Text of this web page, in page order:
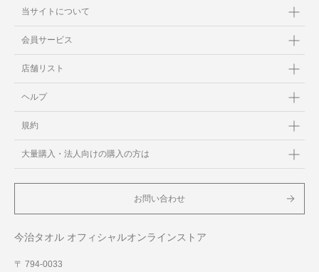
当サイトについて
会員サービス
店舗リスト
ヘルプ
規約
大量購入・法人向けの購入の方は
お問い合わせ
今治タオル オフィシャルオンラインストア
〒 794-0033